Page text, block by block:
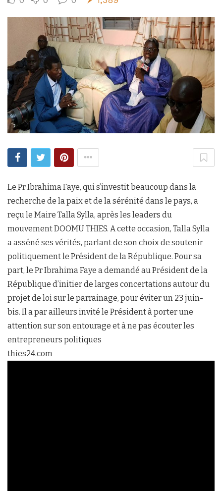
Le Pr Ibrahima Faye, qui s’investit beaucoup dans la
recherche de la paix et de la sérénité dans le pays, a
reçu le Maire Talla Sylla, après les leaders du
mouvement DOOMU THIES. A cette occasion, Talla Sylla
a asséné ses vérités, parlant de son choix de soutenir
politiquement le Président de la République. Pour sa
part, le Pr Ibrahima Faye a demandé au Président de la
République d’initier de larges concertations autour du
projet de loi sur le parrainage, pour éviter un 23 juin-
bis. Il a par ailleurs invité le Président à porter une
attention sur son entourage et à ne pas écouter les
entrepreneurs politiques
thies24.com